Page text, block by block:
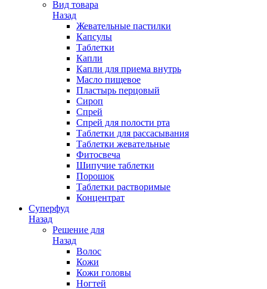
Вид товара
Назад
Жевательные пастилки
Капсулы
Таблетки
Капли
Капли для приема внутрь
Масло пищевое
Пластырь перцовый
Сироп
Спрей
Спрей для полости рта
Таблетки для рассасывания
Таблетки жевательные
Фитосвеча
Шипучие таблетки
Порошок
Таблетки растворимые
Концентрат
Суперфуд
Назад
Решение для
Назад
Волос
Кожи
Кожи головы
Ногтей